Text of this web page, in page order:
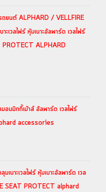
ถยนต์ ALPHARD / VELLFIRE
ะเวลไฟร์ หุ้มเบาะอัลพาร์ด เวลไฟร์
PROTECT ALPHARD
อนมิกกี้เม้าส์ อัลพาร์ด เวลไฟร์
accessories
เบาะเวลไฟร์ หุ้มเบาะอัลพาร์ด เวล
SEAT PROTECT alphard